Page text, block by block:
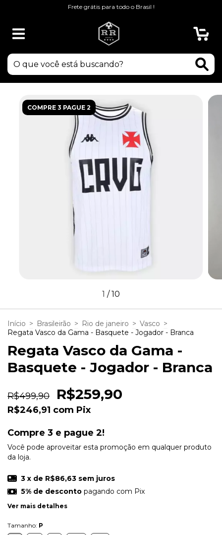
Frete grátis para todo o Brasil !
COMPRE 3 PAGUE 2
1 /10
Início > Brasileirão > Rio de janeiro > Vasco >
Regata Vasco da Gama - Basquete - Jogador - Branca
Regata Vasco da Gama -
Basquete - Jogador - Branca
R$499,90 R$259,90
R$246,91 com Pix
Compre 3 e pague 2!
Você pode aproveitar esta promoção em qualquer produto
da loja.
3 x de R$86,63 sem juros
5% de descontopagando com Pix
Ver mais detalhes
Tamanho: P